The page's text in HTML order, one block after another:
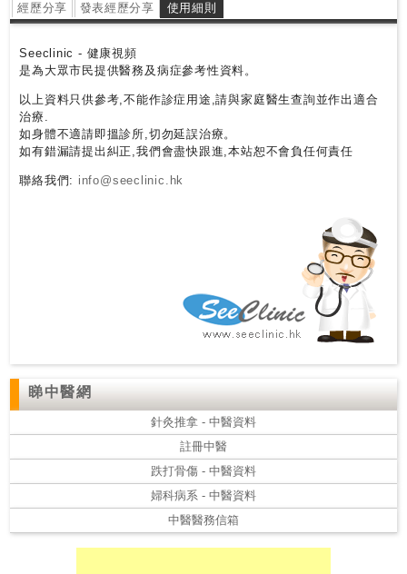
公
醫
院
私
家
醫
院
經歷分享 發表經歷分享 使用細則
Seeclinic - 健康視頻
是為大眾市民提供醫務及病症參考性資料。
以上資料只供參考,不能作診症用途,請與家庭醫生查詢並作出適合
治療.
如身體不適請即搵診所,切勿延誤治療。
如有錯漏請提出糾正,我們會盡快跟進,本站恕不會負任何責任
聯絡我們: info@seeclinic.hk
睇中醫網
針灸推拿 - 中醫資料
註冊中醫
跌打骨傷 - 中醫資料
婦科病系 - 中醫資料
中醫醫務信箱